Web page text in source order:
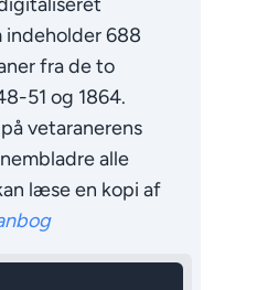
indeholder 688
fra de to
51 og 1864.
vetaranerens
alle
læse en kopi af